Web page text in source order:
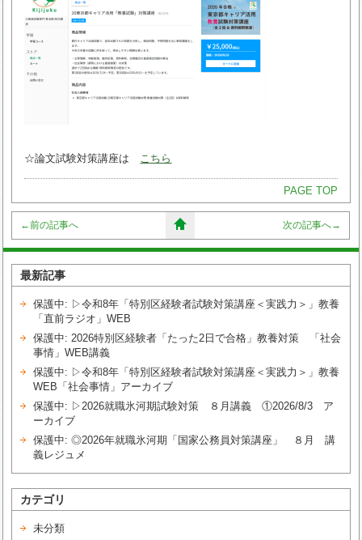
☆論文試験対策講座は こちら
PAGE TOP
←前の記事へ 次の記事へ→
最新記事
保護中: ▷令和8年「特別区経験者試験対策講座＜実践力＞」教養
「直前ラジオ」WEB
保護中: 2026特別区経験者「たった2日で合格」教養対策 「社会
事情」WEB講義
保護中: ▷令和8年「特別区経験者試験対策講座＜実践力＞」教養
WEB「社会事情」アーカイブ
保護中: ▷2026就職氷河期試験対策 ８月講義 ①2026/8/3 ア
ーカイブ
保護中: ◎2026年就職氷河期「国家公務員対策講座」 ８月 講
義レジュメ
カテゴリ
未分類